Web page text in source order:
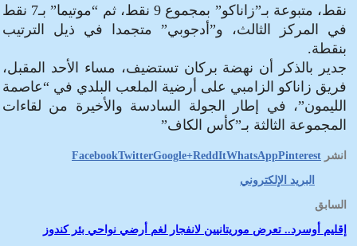
نقط، متبوعة بـ”زاناكو” بمجموع 9 نقط، ثم “موتيما” بـ7 نقط
في المركز الثالث، و”أدجوبي” متجمدا في ذيل الترتيب
بنقطة.
جدير بالذكر أن نهضة بركان تستضيف، مساء الأحد المقبل،
فريق زاناكو الزامبي على أرضية الملعب البلدي في “عاصمة
الليمون”، في إطار الجولة السادسة والأخيرة من لقاءات
المجموعة الثالثة بـ”كأس الكاف”
انشر FacebookTwitterGoogle+ReddItWhatsAppPinterest
البريد الإلكتروني
السابق
إقليم أوسرد.. تعرض موريتانيين لانفجار لغم أرضي نواحي بئر كندوز